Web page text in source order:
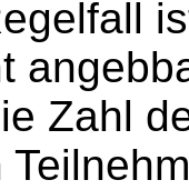
Zahl